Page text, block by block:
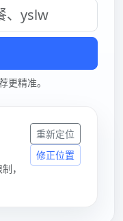
的资源，已经验证
江浙沪品茶网苏
套餐恢复，玩的
以过苏州快餐200